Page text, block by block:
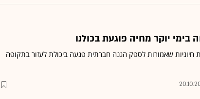
בימי יוקר מחיה פוגעת בכולנו
שאמורות לספק הגנה חברתית פגעה ביכולת לעזור בתקופה